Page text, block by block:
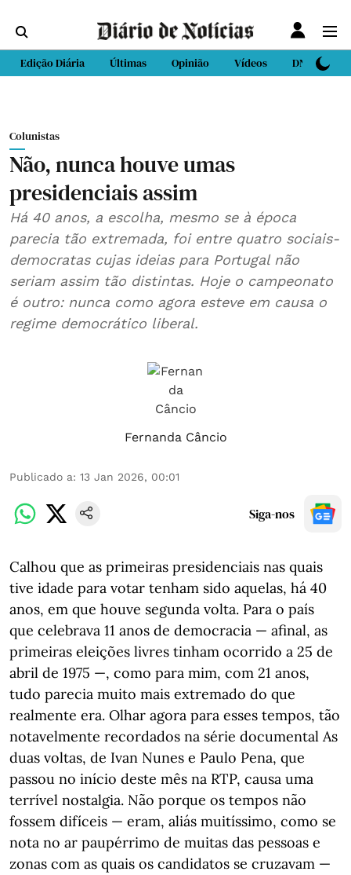
Edição Diária Últimas Opinião Vídeos DN Sport
Colunistas
Não, nunca houve umas
presidenciais assim
Há 40 anos, a escolha, mesmo se à época
parecia tão extremada, foi entre quatro sociais-
democratas cujas ideias para Portugal não
seriam assim tão distintas. Hoje o campeonato
é outro: nunca como agora esteve em causa o
regime democrático liberal.
Fernanda Câncio
Publicado a: 13 Jan 2026, 00:01
Siga-nos
Calhou que as primeiras presidenciais nas quais
tive idade para votar tenham sido aquelas, há 40
anos, em que houve segunda volta. Para o país
que celebrava 11 anos de democracia — afinal, as
primeiras eleições livres tinham ocorrido a 25 de
abril de 1975 —, como para mim, com 21 anos,
tudo parecia muito mais extremado do que
realmente era. Olhar agora para esses tempos, tão
notavelmente recordados na série documental As
duas voltas, de Ivan Nunes e Paulo Pena, que
passou no início deste mês na RTP, causa uma
terrível nostalgia. Não porque os tempos não
fossem difíceis — eram, aliás muitíssimo, como se
nota no ar paupérrimo de muitas das pessoas e
zonas com as quais os candidatos se cruzavam —